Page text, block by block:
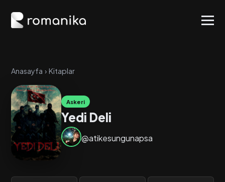
Anasayfa › Kitaplar
Askeri
Yedi Deli
@atikesungunapsa